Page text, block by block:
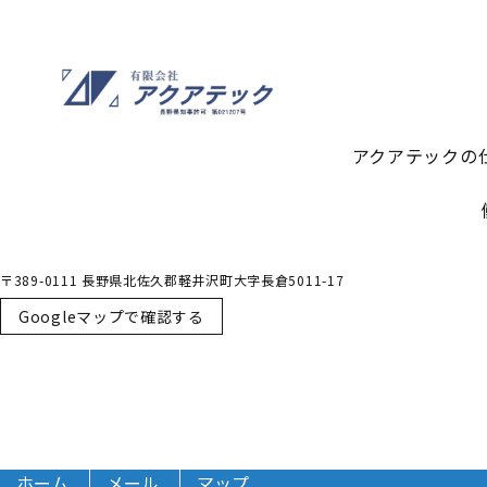
アクアテックの
〒389-0111 長野県北佐久郡軽井沢町大字長倉5011-17
Googleマップで確認する